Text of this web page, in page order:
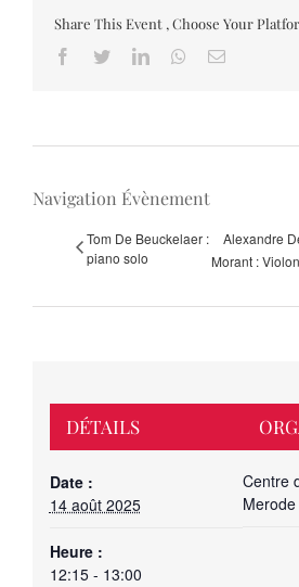
Share This Event , Choose Your
Facebook
TwitterLinkedInWhatsapp
Email
Navigation Évènement
Tom De Beuckelaer :
piano solo
Alexandre
Morant :
DÉTAILS
Date :
14 août 2025
Heure :
12:15 - 13:00
Centre
Merode